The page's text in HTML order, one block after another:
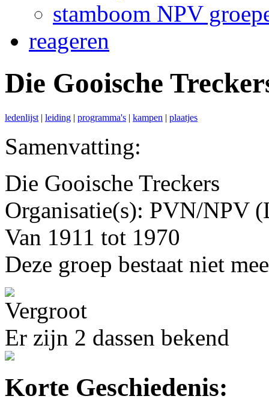
stamboom NPV
reageren
Die Gooische
ledenlijst | leiding | programma's | kampen | plaatjes
Samenvatting:
Die Gooische Treckers
Organisatie(s): PVN/NPV
Van 1911 tot 1970
Deze groep bestaat niet
Er zijn 2 dassen bekend
Korte Geschiedenis: